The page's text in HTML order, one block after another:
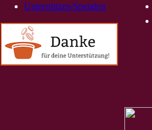
Unterstützen/Spenden